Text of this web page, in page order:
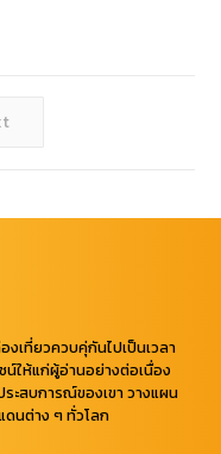
งเที่ยวควบคุ่กันไปเป็นเวลา
น์ให้แก่ผู้อ่านอย่างต่อเนื่อง
ะสบการณ์ของเขา วางแผน
ดนต่าง ๆ ทั่วโลก